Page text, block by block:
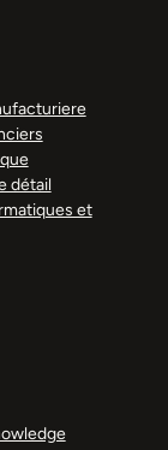
détail
et